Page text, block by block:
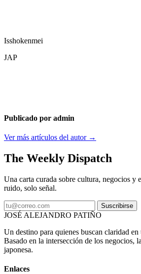
Isshokenmei
JAP
Publicado por admin
Ver más artículos del autor →
The Weekly Dispatch
Una carta curada sobre cultura, negocios y
ruido, solo señal.
Suscribirse
JOSÉ ALEJANDRO PATIÑO
Un destino para quienes buscan claridad
Basado en la intersección de los negocios,
japonesa.
Enlaces